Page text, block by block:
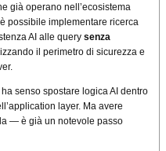
già operano nell’ecosistema
possibile implementare ricerca
AI alle query senza
il perimetro di sicurezza e
senso spostare logica AI dentro
layer. Ma avere
— è già un notevole passo